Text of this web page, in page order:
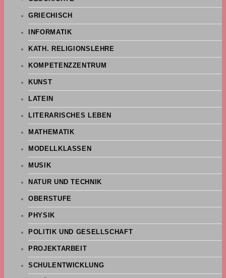
GRIECHISCH
INFORMATIK
KATH. RELIGIONSLEHRE
KOMPETENZZENTRUM
KUNST
LATEIN
LITERARISCHES LEBEN
MATHEMATIK
MODELLKLASSEN
MUSIK
NATUR UND TECHNIK
OBERSTUFE
PHYSIK
POLITIK UND GESELLSCHAFT
PROJEKTARBEIT
SCHULENTWICKLUNG